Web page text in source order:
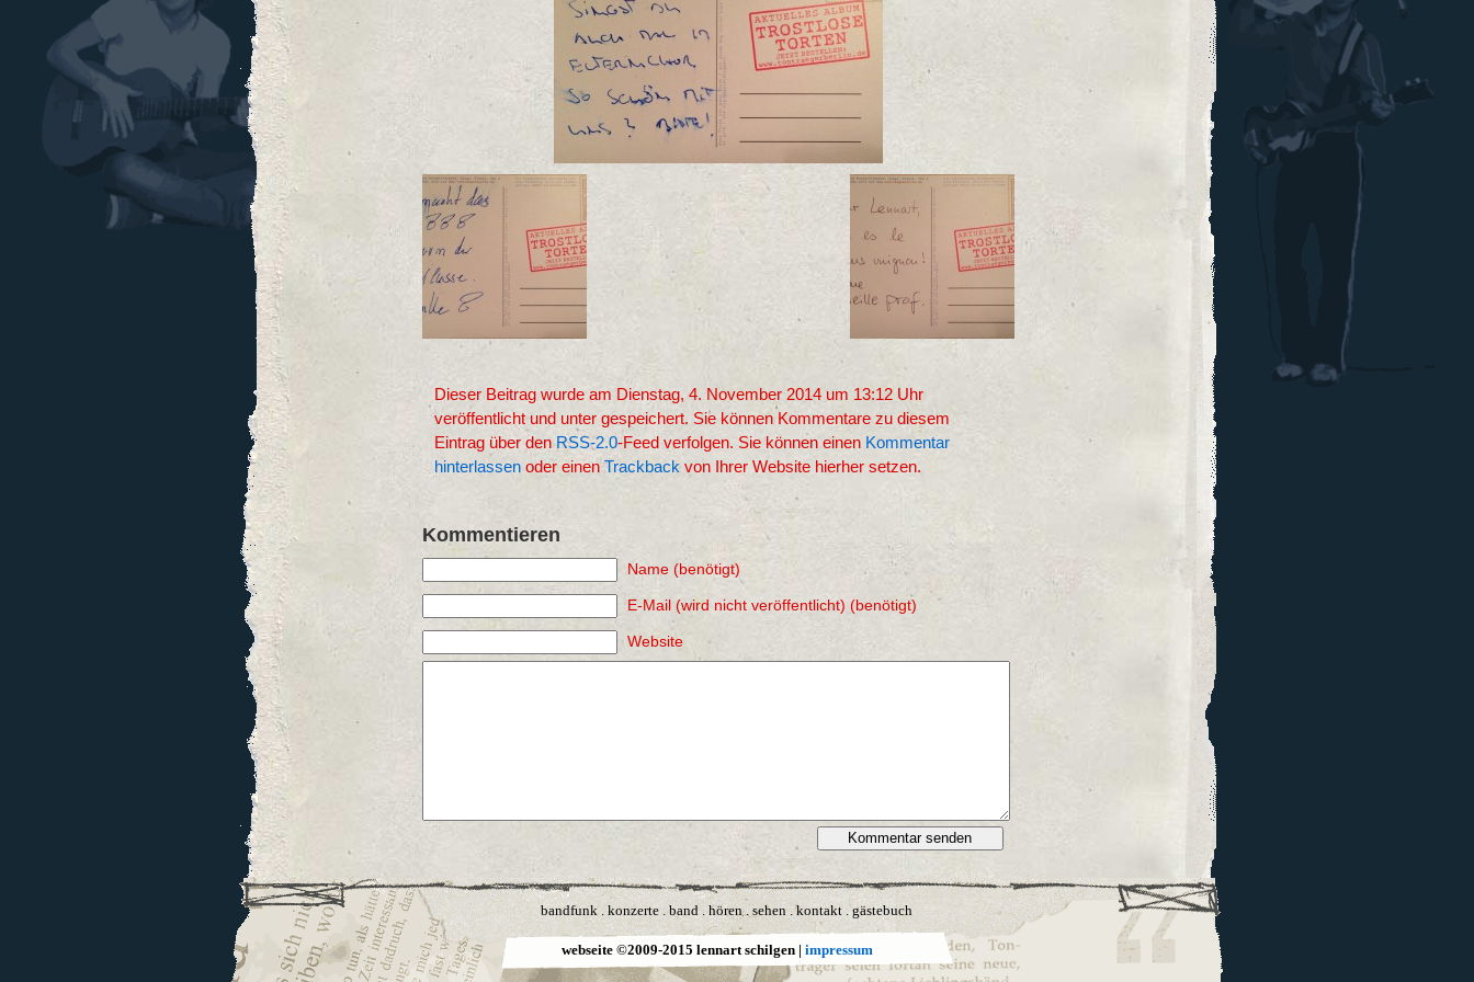
Dieser Beitrag wurde am Dienstag, 4. November 2014 um 13:12 Uhr
veröffentlicht und unter gespeichert. Sie können Kommentare zu diesem
Eintrag über denRSS-2.0-Feed verfolgen. Sie können einen Kommentar
hinterlassenoder einen Trackbackvon Ihrer Website hierher setzen.
Kommentieren
Name (benötigt)
E-Mail (wird nicht veröffentlicht) (benötigt)
Website
bandfunk. konzerte.band.hören.sehen.kontakt.gästebuch
webseite ©2009-2015 lennart schilgen | impressum